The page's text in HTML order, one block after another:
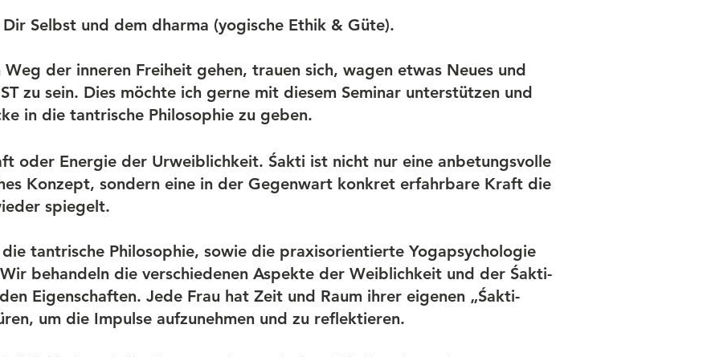
Selbst und dem dharma (yogische Ethik & Güte).
der inneren Freiheit gehen, trauen sich, wagen etwas Neues und
zu sein. Dies möchte ich gerne mit diesem Seminar unterstützen und
in die tantrische Philosophie zu geben.
oder Energie der Urweiblichkeit. Śakti ist nicht nur eine anbetungsvolle
Konzept, sondern eine in der Gegenwart konkret erfahrbare Kraft die
spiegelt.
tantrische Philosophie, sowie die praxisorientierte Yogapsychologie
behandeln die verschiedenen Aspekte der Weiblichkeit und der Śakti-
Eigenschaften. Jede Frau hat Zeit und Raum ihrer eigenen „Śakti-
um die Impulse aufzunehmen und zu reflektieren.